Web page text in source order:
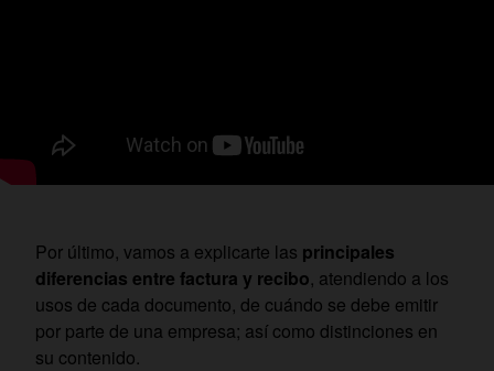
Por último, vamos a explicarte las principales
diferencias entre factura y recibo, atendiendo a los
usos de cada documento, de cuándo se debe emitir
por parte de una empresa; así como distinciones en
su contenido.